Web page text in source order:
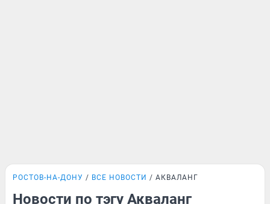
РОСТОВ-НА-ДОНУ ВСЕ НОВОСТИ АКВАЛАНГ
Новости по тэгу Акваланг